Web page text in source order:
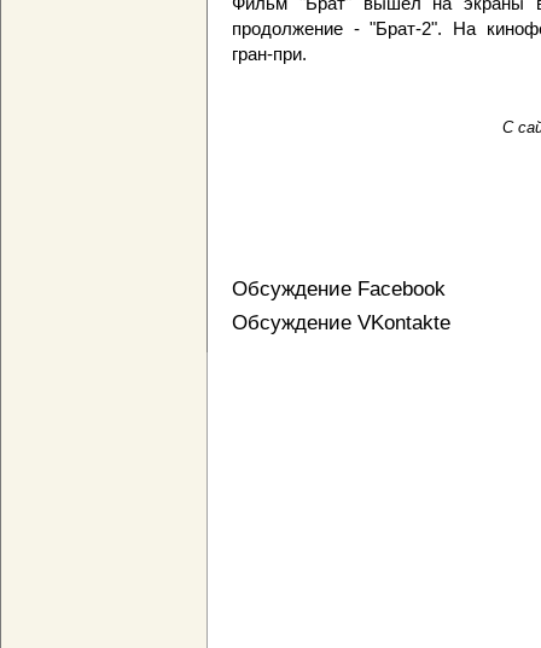
продолжение - "Брат-2". На
гран-при.
С
Обсуждение Facebook
Обсуждение VKontakte